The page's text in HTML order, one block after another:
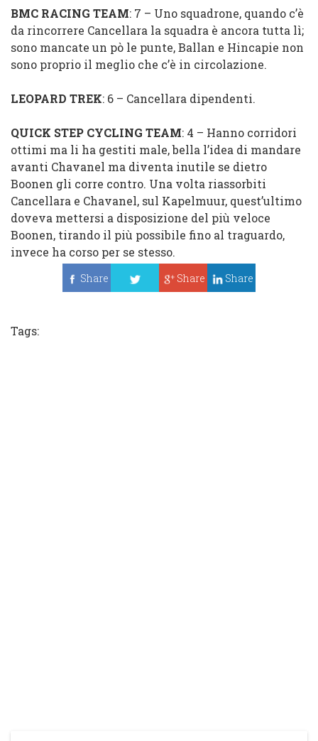
BMC RACING TEAM: 7 – Uno squadrone, quando c’è
da rincorrere Cancellara la squadra è ancora tutta lì;
sono mancate un pò le punte, Ballan e Hincapie non
sono proprio il meglio che c’è in circolazione.
LEOPARD TREK: 6 – Cancellara dipendenti.
QUICK STEP CYCLING TEAM: 4 – Hanno corridori
ottimi ma li ha gestiti male, bella l’idea di mandare
avanti Chavanel ma diventa inutile se dietro
Boonen gli corre contro. Una volta riassorbiti
Cancellara e Chavanel, sul Kapelmuur, quest’ultimo
doveva mettersi a disposizione del più veloce
Boonen, tirando il più possibile fino al traguardo,
invece ha corso per se stesso.
Share
Share Share
Tags: